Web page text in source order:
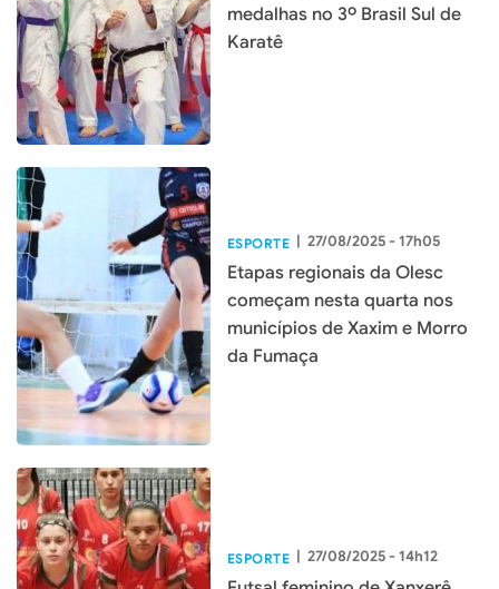
medalhas no 3º Brasil Sul de
Karatê
ESPORTE | 27/08/2025 - 17h05
Etapas regionais da Olesc
começam nesta quarta nos
municípios de Xaxim e Morro
da Fumaça
ESPORTE | 27/08/2025 - 14h12